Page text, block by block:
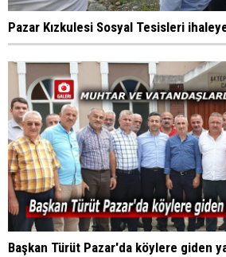
Pazar Kızkulesi Sosyal Tesisleri
Başkan Türüt Pazar'da köylere giden